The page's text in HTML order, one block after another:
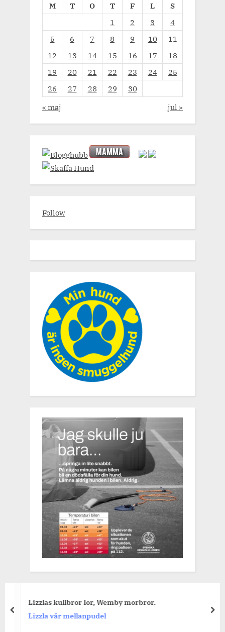
M
T O T F L
S
1
2 3
4
5
6 7 8 9 10
11
12
13 14 15 16 17
18
19
20 21 22 23 24
25
26
27 28 29
30
« maj
jul »
Follow
Lizzlas kullbror Ior, Wemby morbror.
Lizzla vår mellanpudel
prev